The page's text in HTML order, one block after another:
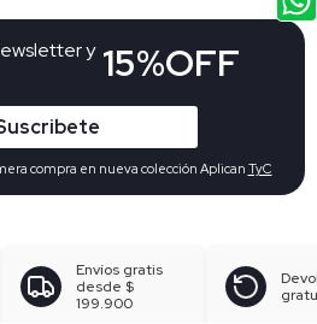
y 15%OFF
compra en nueva colección Aplican TyC
Envíos gratis
desde $
199.900